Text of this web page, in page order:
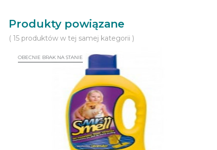
Produkty powiązane
( 15 produktów w tej samej kategorii )
OBECNIE BRAK NA STANIE